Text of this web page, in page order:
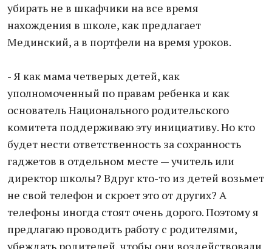
убирать не в шкафчики на все время
нахождения в школе, как предлагает
Мединский, а в портфели на время уроков.
- Я как мама четверых детей, как
уполномоченный по правам ребенка и как
основатель Национального родительского
комитета поддерживаю эту инициативу. Но кто
будет нести ответственность за сохранность
гаджетов в отдельном месте — учитель или
директор школы? Вдруг кто-то из детей возьмет
не свой телефон и скроет это от других? А
телефоны иногда стоят очень дорого. Поэтому я
предлагаю проводить работу с родителями,
убеждать родителей, чтобы они воздействовали